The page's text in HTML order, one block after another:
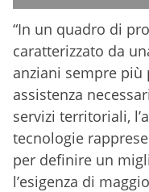
“In un quadro di
caratterizzato da
anziani sempre più
assistenza
servizi territoriali,
tecnologie
per definire un
l’esigenza di